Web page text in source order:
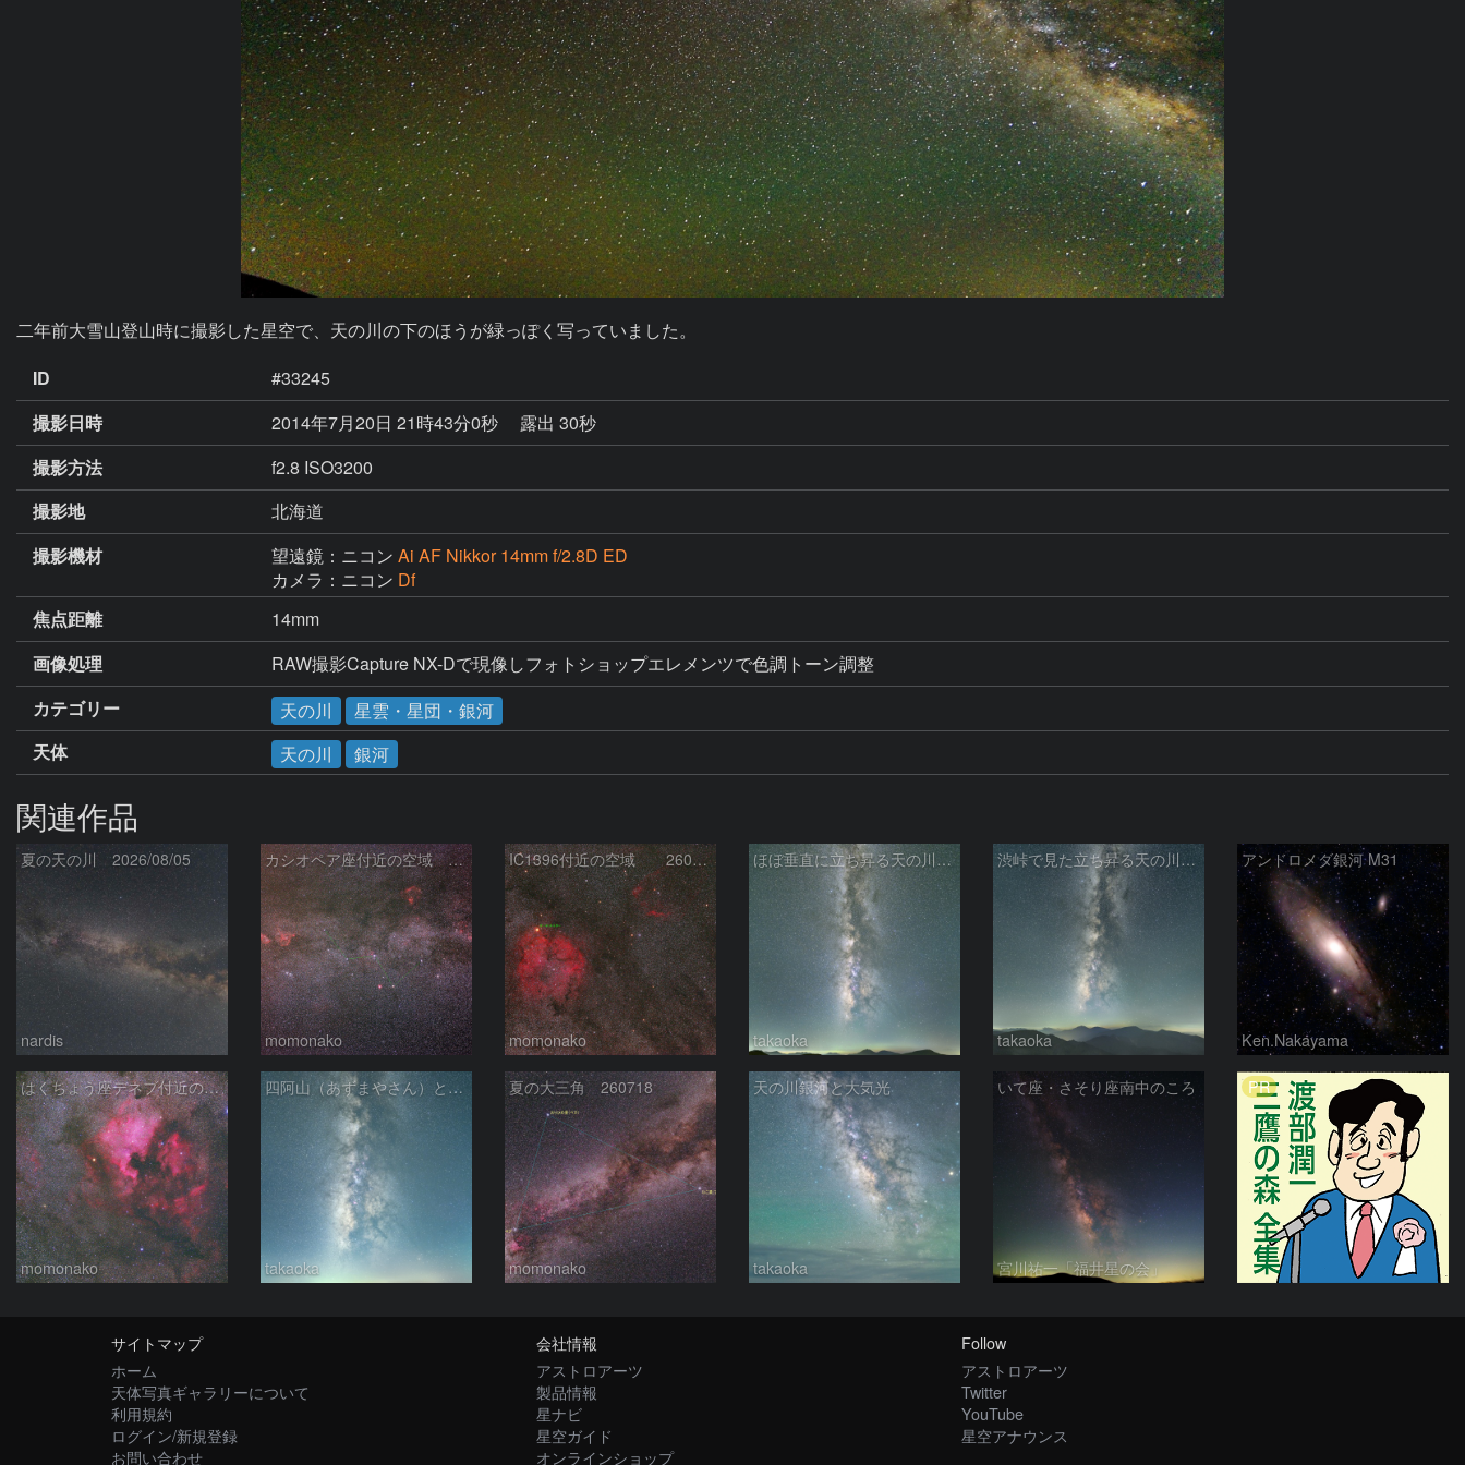
二年前大雪山登山時に撮影した星空で、天の川の下のほうが緑っぽく写っていました。
ID
#33245
撮影日時
2014年7月20日 21時43分0秒
露出 30秒
撮影方法
f2.8 ISO3200
撮影地
北海道
撮影機材
望遠鏡：ニコン Ai AF Nikkor 14mm f/2.8D ED
カメラ：ニコン Df
焦点距離
14mm
画像処理
RAW撮影Capture NX-Dで現像しフォトショップエレメンツで色調トーン調整
カテゴリー
天の川
星雲・星団・銀河
天体
天の川 銀河
関連作品
夏の天の川 2026/08/05
nardis
カシオペア座付近の空域 260720
momonako
IC1396付近の空域 260720
momonako
ほぼ垂直に立ち昇る天の川銀河
takaoka
渋峠で見た立ち昇る天の川銀河
takaoka
アンドロメダ銀河 M31
Ken.Nakayama
はくちょう座デネブ付近の空域 260720
momonako
四阿山（あずまやさん）と立ち昇る夏の銀河
takaoka
夏の大三角 260718
momonako
天の川銀河と大気光
takaoka
いて座・さそり座南中のころ
宮川祐一「福井星の会」
PR
サイトマップ
ホーム
天体写真ギャラリーについて
利用規約
ログイン/新規登録
お問い合わせ
会社情報
アストロアーツ
製品情報
星ナビ
星空ガイド
オンラインショップ
Follow
アストロアーツ
Twitter
YouTube
星空アナウンス